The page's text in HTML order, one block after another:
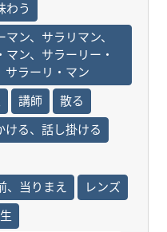
わう
ン、サラリマン、
ン、サラーリー・
サラーリ・マン
講師
散る
ける、話し掛ける
、当りまえ
レンズ